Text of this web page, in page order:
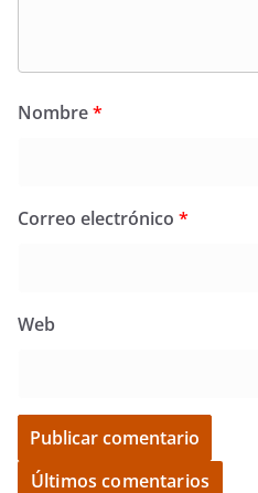
Nombre*
Correo electrónico *
Web
Últimos comentarios